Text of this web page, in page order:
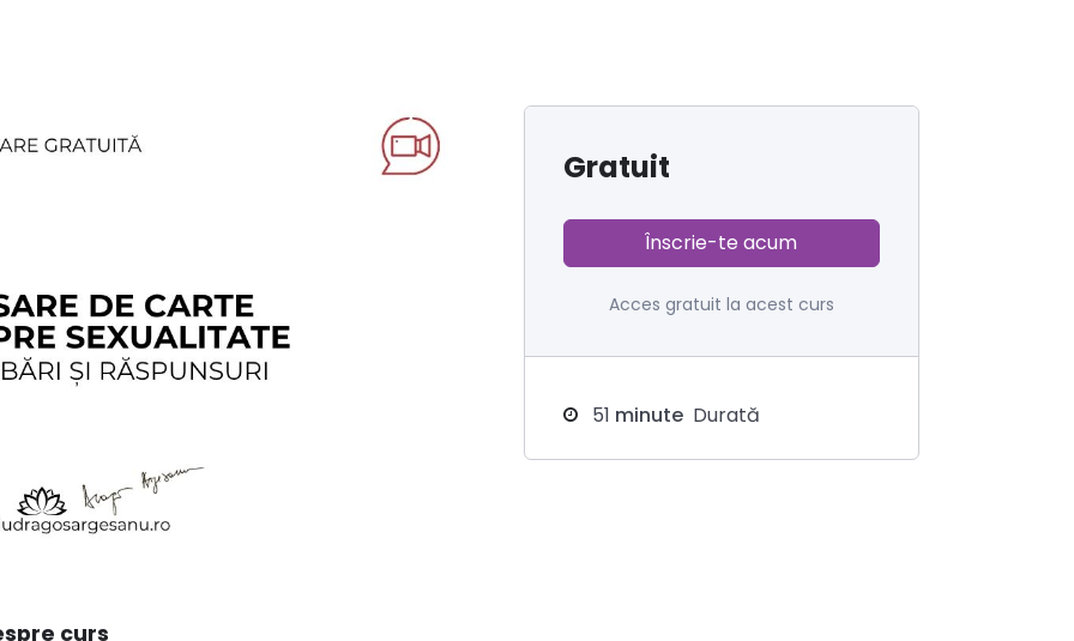
curs
Gratuit
Înscrie-te acum
Acces gratuit la acest curs
51 minute Durată